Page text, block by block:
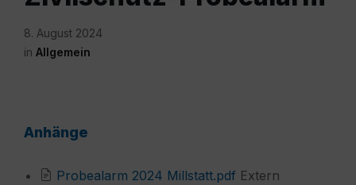
8. August 2024
in Allgemein
Anhänge
Probealarm 2024 Millstatt.pdf File
Extern